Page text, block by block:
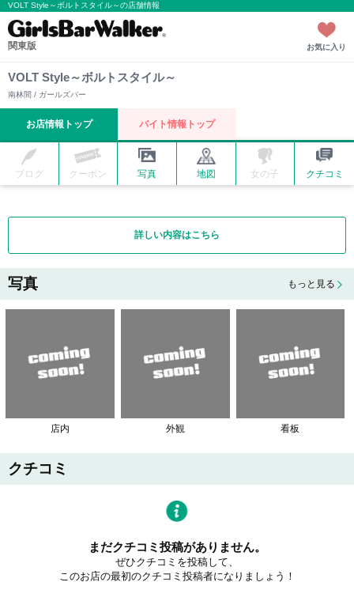
VOLT Style～ボルトスタイル～の店舗情報
関東版 お気に入り
VOLT Style～ボルトスタイル～
南林間 / ガールズバー
お店情報トップ バイト情報トップ
ブログ クーポン 写真 地図 女の子 クチコミ
詳しい内容はこちら
写真 もっと見る
店内 外観 看板
クチコミ
まだクチコミ投稿がありません。
ぜひクチコミを投稿して、
このお店の最初のクチコミ投稿者になりましょう！